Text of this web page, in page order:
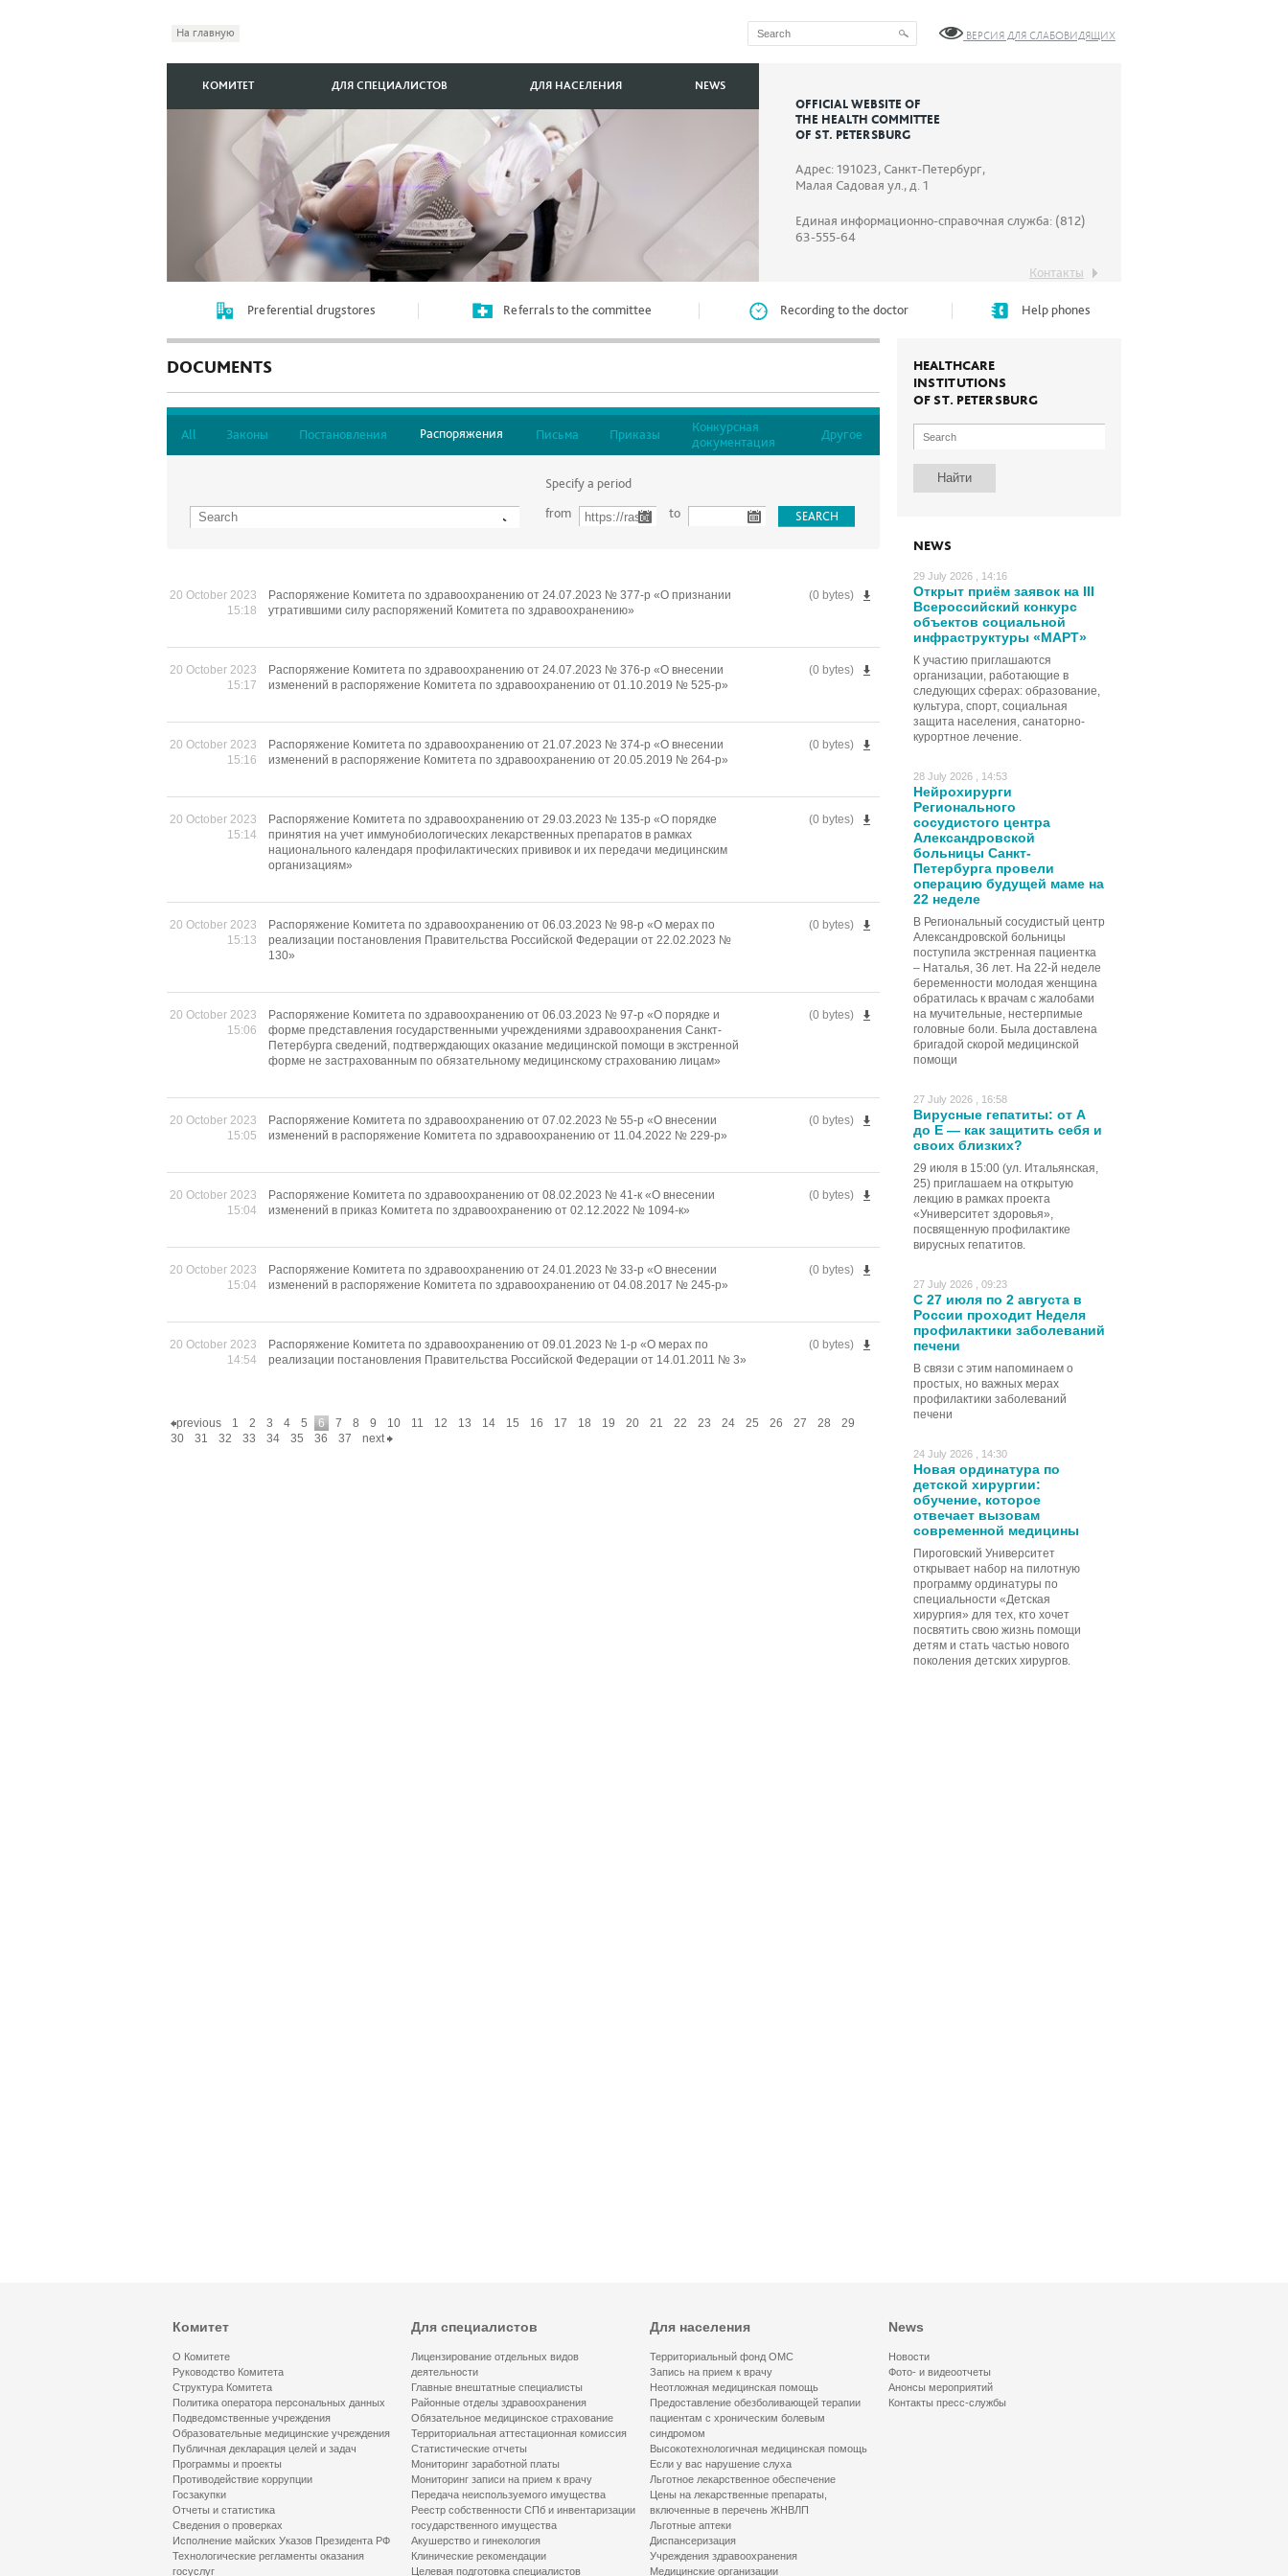
На главную ВЕРСИЯ ДЛЯ СЛАБОВИДЯЩИХ
OFFICIAL WEBSITE OF
THE HEALTH COMMITTEE
OF ST. PETERSBURG
Адрес: 191023, Санкт-Петербург,
Малая Садовая ул., д. 1
Единая информационно-справочная служба: (812)
63-555-64
Контакты
КОМИТЕТ ДЛЯ СПЕЦИАЛИСТОВ ДЛЯ НАСЕЛЕНИЯ NEWS
Preferential drugstores Referrals to the committee Recording to the doctor Help phones
HEALTHCARE
INSTITUTIONS
OF ST. PETERSBURG
NEWS
29 July 2026 , 14:16
Открыт приём заявок на III
Всероссийский конкурс
объектов социальной
инфраструктуры «МАРТ»
К участию приглашаются
организации, работающие в
следующих сферах: образование,
культура, спорт, социальная
защита населения, санаторно-
курортное лечение.
28 July 2026 , 14:53
Нейрохирурги
Регионального
сосудистого центра
Александровской
больницы Санкт-
Петербурга провели
операцию будущей маме на
22 неделе
В Региональный сосудистый центр
Александровской больницы
поступила экстренная пациентка
– Наталья, 36 лет. На 22-й неделе
беременности молодая женщина
обратилась к врачам с жалобами
на мучительные, нестерпимые
головные боли. Была доставлена
бригадой скорой медицинской
помощи
27 July 2026 , 16:58
Вирусные гепатиты: от А
до Е — как защитить себя и
своих близких?
29 июля в 15:00 (ул. Итальянская,
25) приглашаем на открытую
лекцию в рамках проекта
«Университет здоровья»,
посвященную профилактике
вирусных гепатитов.
27 July 2026 , 09:23
С 27 июля по 2 августа в
России проходит Неделя
профилактики заболеваний
печени
В связи с этим напоминаем о
простых, но важных мерах
профилактики заболеваний
печени
24 July 2026 , 14:30
Новая ординатура по
детской хирургии:
обучение, которое
отвечает вызовам
современной медицины
Пироговский Университет
открывает набор на пилотную
программу ординатуры по
специальности «Детская
хирургия» для тех, кто хочет
посвятить свою жизнь помощи
детям и стать частью нового
поколения детских хирургов.
DOCUMENTS
All Законы Постановления Распоряжения Письма Приказы
Конкурсная
документация
Другое
Specify a period
from
to
20 October 2023
15:18
(0 bytes)
Распоряжение Комитета по здравоохранению от 24.07.2023 № 377-р «О признании
утратившими силу распоряжений Комитета по здравоохранению»
20 October 2023
15:17
(0 bytes)
Распоряжение Комитета по здравоохранению от 24.07.2023 № 376-р «О внесении
изменений в распоряжение Комитета по здравоохранению от 01.10.2019 № 525-р»
20 October 2023
15:16
(0 bytes)
Распоряжение Комитета по здравоохранению от 21.07.2023 № 374-р «О внесении
изменений в распоряжение Комитета по здравоохранению от 20.05.2019 № 264-р»
20 October 2023
15:14
(0 bytes)
Распоряжение Комитета по здравоохранению от 29.03.2023 № 135-р «О порядке
принятия на учет иммунобиологических лекарственных препаратов в рамках
национального календаря профилактических прививок и их передачи медицинским
организациям»
20 October 2023
15:13
(0 bytes)
Распоряжение Комитета по здравоохранению от 06.03.2023 № 98-р «О мерах по
реализации постановления Правительства Российской Федерации от 22.02.2023 №
130»
20 October 2023
15:06
(0 bytes)
Распоряжение Комитета по здравоохранению от 06.03.2023 № 97-р «О порядке и
форме представления государственными учреждениями здравоохранения Санкт-
Петербурга сведений, подтверждающих оказание медицинской помощи в экстренной
форме не застрахованным по обязательному медицинскому страхованию лицам»
20 October 2023
15:05
(0 bytes)
Распоряжение Комитета по здравоохранению от 07.02.2023 № 55-р «О внесении
изменений в распоряжение Комитета по здравоохранению от 11.04.2022 № 229-р»
20 October 2023
15:04
(0 bytes)
Распоряжение Комитета по здравоохранению от 08.02.2023 № 41-к «О внесении
изменений в приказ Комитета по здравоохранению от 02.12.2022 № 1094-к»
20 October 2023
15:04
(0 bytes)
Распоряжение Комитета по здравоохранению от 24.01.2023 № 33-р «О внесении
изменений в распоряжение Комитета по здравоохранению от 04.08.2017 № 245-р»
20 October 2023
14:54
(0 bytes)
Распоряжение Комитета по здравоохранению от 09.01.2023 № 1-р «О мерах по
реализации постановления Правительства Российской Федерации от 14.01.2011 № 3»
previous 1 2 3 4 5 6 7 8 9 10 11 12 13 14 15 16 17 18 19 20 21 22 23 24 25 26 27 28
29
30
31 32 33 34 35 36 37 next
Комитет
О Комитете
Руководство Комитета
Структура Комитета
Политика оператора персональных данных
Подведомственные учреждения
Образовательные медицинские учреждения
Публичная декларация целей и задач
Программы и проекты
Противодействие коррупции
Госзакупки
Отчеты и статистика
Сведения о проверках
Исполнение майских Указов Президента РФ
Технологические регламенты оказания
госуслуг
Для специалистов
Лицензирование отдельных видов
деятельности
Главные внештатные специалисты
Районные отделы здравоохранения
Обязательное медицинское страхование
Территориальная аттестационная комиссия
Статистические отчеты
Мониторинг заработной платы
Мониторинг записи на прием к врачу
Передача неиспользуемого имущества
Реестр собственности СПб и инвентаризации
государственного имущества
Акушерство и гинекология
Клинические рекомендации
Целевая подготовка специалистов
Для населения
Территориальный фонд ОМС
Запись на прием к врачу
Неотложная медицинская помощь
Предоставление обезболивающей терапии
пациентам с хроническим болевым
синдромом
Высокотехнологичная медицинская помощь
Если у вас нарушение слуха
Льготное лекарственное обеспечение
Цены на лекарственные препараты,
включенные в перечень ЖНВЛП
Льготные аптеки
Диспансеризация
Учреждения здравоохранения
Медицинские организации
News
Новости
Фото- и видеоотчеты
Анонсы мероприятий
Контакты пресс-службы